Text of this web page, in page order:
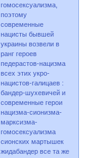
гомосексуализма,
поэтому
современные
нацисты бывшей
украины возвели в
ранг героев
педерастов-нацизма
всех этих укро-
нацистов-галицаев :
бандер-шухевичей и
современные герои
нацизма-сионизма-
марксизма-
гомосексуализма
сионских мартышек
жидабандер все та же